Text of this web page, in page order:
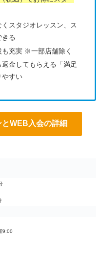
スタジオレッスン、ス
る
充実 ※一部店舗除く
金してもらえる「満足
やすい
WEB入会の詳細
9:00